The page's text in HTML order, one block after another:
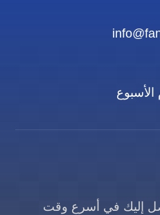
إليك في أسرع وقت